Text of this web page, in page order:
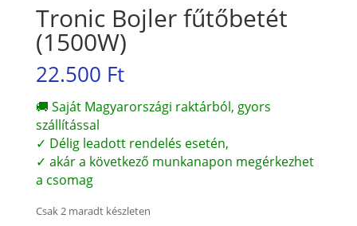
Tronic Bojler fűtőbetét
(1500W)
22.500 Ft
🚚 Saját Magyarországi raktárból, gyors
szállítással
✓ Délig leadott rendelés esetén,
✓ akár a következő munkanapon megérkezhet
a csomag
Csak 2 maradt készleten